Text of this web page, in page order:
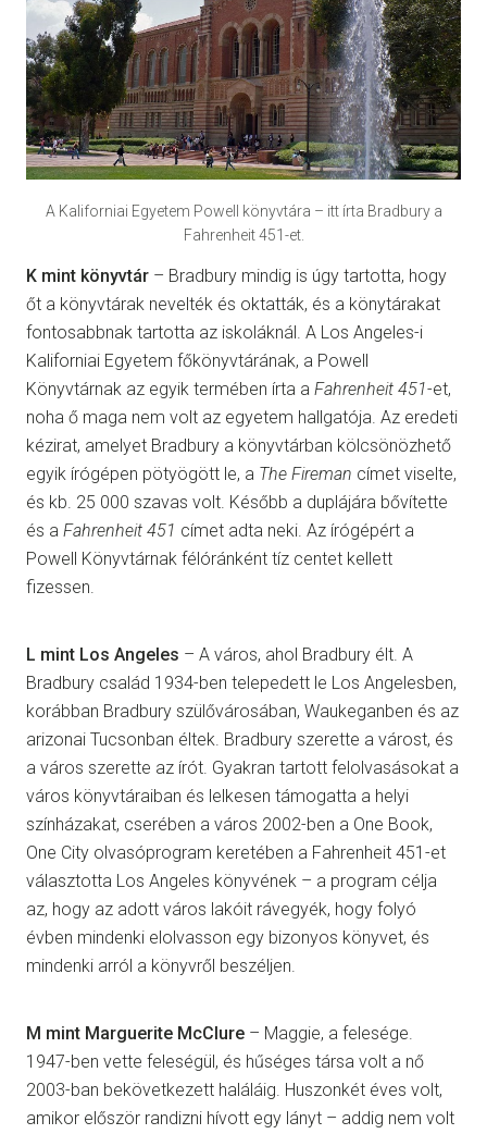
A Kaliforniai Egyetem Powell könyvtára – itt írta Bradbury a
Fahrenheit 451-et.
K mint könyvtár – Bradbury mindig is úgy tartotta, hogy
őt a könyvtárak nevelték és oktatták, és a könytárakat
fontosabbnak tartotta az iskoláknál. A Los Angeles-i
Kaliforniai Egyetem főkönyvtárának, a Powell
Könyvtárnak az egyik termében írta a Fahrenheit 451-et,
noha ő maga nem volt az egyetem hallgatója. Az eredeti
kézirat, amelyet Bradbury a könyvtárban kölcsönözhető
egyik írógépen pötyögött le, a The Fireman címet viselte,
és kb. 25 000 szavas volt. Később a duplájára bővítette
és a Fahrenheit 451 címet adta neki. Az írógépért a
Powell Könyvtárnak félóránként tíz centet kellett
fizessen.
L mint Los Angeles – A város, ahol Bradbury élt. A
Bradbury család 1934-ben telepedett le Los Angelesben,
korábban Bradbury szülővárosában, Waukeganben és az
arizonai Tucsonban éltek. Bradbury szerette a várost, és
a város szerette az írót. Gyakran tartott felolvasásokat a
város könyvtáraiban és lelkesen támogatta a helyi
színházakat, cserében a város 2002-ben a One Book,
One City olvasóprogram keretében a Fahrenheit 451-et
választotta Los Angeles könyvének – a program célja
az, hogy az adott város lakóit rávegyék, hogy folyó
évben mindenki elolvasson egy bizonyos könyvet, és
mindenki arról a könyvről beszéljen.
M mint Marguerite McClure – Maggie, a felesége.
1947-ben vette feleségül, és hűséges társa volt a nő
2003-ban bekövetkezett haláláig. Huszonkét éves volt,
amikor először randizni hívott egy lányt – addig nem volt